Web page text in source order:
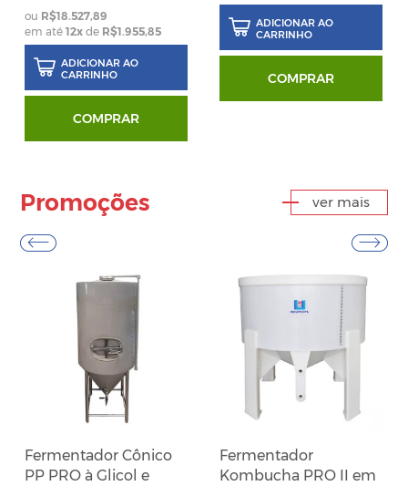
R$18.527,89
em até12x de R$1.955,85
ADICIONAR AO
CARRINHO
COMPRAR
ADICIONAR AO
CARRINHO
COMPRAR
Promoções ver mais
Fermentador Cônico
PP PRO à Glicol e
Fermentador
Kombucha PRO II em